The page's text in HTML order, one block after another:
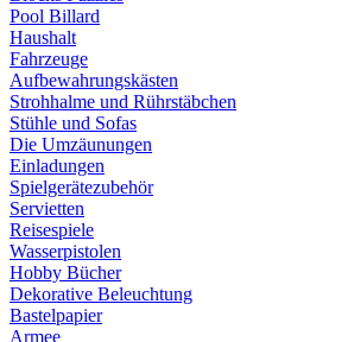
Pool Billard
Haushalt
Fahrzeuge
Aufbewahrungskästen
Strohhalme und Rührstäbchen
Stühle und Sofas
Die Umzäunungen
Einladungen
Spielgerätezubehör
Servietten
Reisespiele
Wasserpistolen
Hobby Bücher
Dekorative Beleuchtung
Bastelpapier
Armee